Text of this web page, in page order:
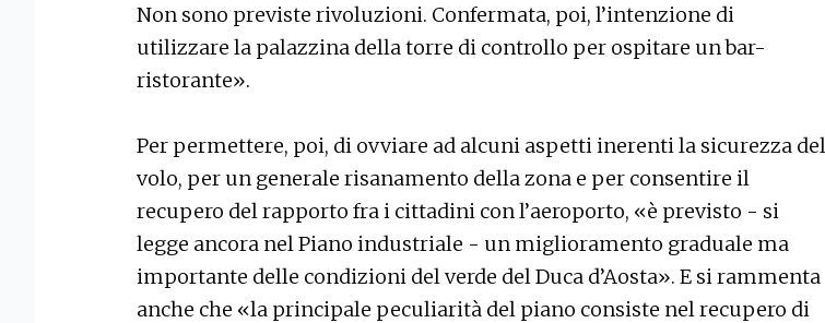
Non sono previste rivoluzioni. Confermata, poi, l’intenzione di
utilizzare la palazzina della torre di controllo per ospitare un bar-
ristorante».
Per permettere, poi, di ovviare ad alcuni aspetti inerenti la sicurezza del
volo, per un generale risanamento della zona e per consentire il
recupero del rapporto fra i cittadini con l’aeroporto, «è previsto - si
legge ancora nel Piano industriale - un miglioramento graduale ma
importante delle condizioni del verde del Duca d’Aosta». E si rammenta
anche che «la principale peculiarità del piano consiste nel recupero di